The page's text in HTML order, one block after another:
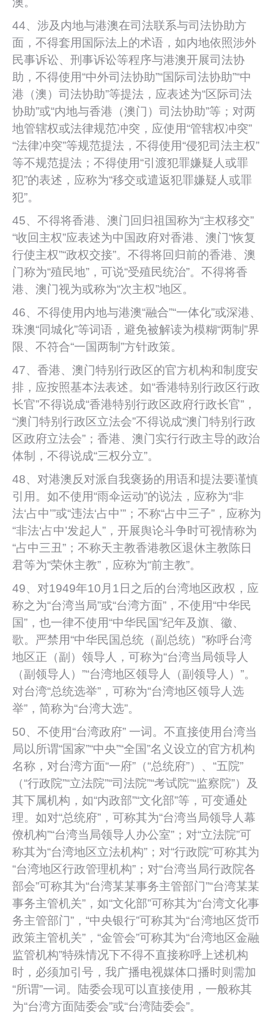
44、涉及内地与港澳在司法联系与司法协助方
面，不得套用国际法上的术语，如内地依照涉外
民事诉讼、刑事诉讼等程序与港澳开展司法协
助，不得使用“中外司法协助”“国际司法协助”“中
港（澳）司法协助”等提法，应表述为“区际司法
协助”或“内地与香港（澳门）司法协助”等；对两
地管辖权或法律规范冲突，应使用“管辖权冲突”
“法律冲突”等规范提法，不得使用“侵犯司法主权”
等不规范提法；不得使用“引渡犯罪嫌疑人或罪
犯”的表述，应称为“移交或遣返犯罪嫌疑人或罪
犯”。
45、不得将香港、澳门回归祖国称为“主权移交”
“收回主权”应表述为中国政府对香港、澳门“恢复
行使主权”“政权交接”。不得将回归前的香港、澳
门称为“殖民地”，可说“受殖民统治”。不得将香
港、澳门视为或称为“次主权”地区。
46、不得使用内地与港澳“融合”“一体化”或深港、
珠澳“同城化”等词语，避免被解读为模糊“两制”界
限、不符合“一国两制”方针政策。
47、香港、澳门特别行政区的官方机构和制度安
排，应按照基本法表述。如“香港特别行政区行政
长官”不得说成“香港特别行政区政府行政长官”，
“澳门特别行政区立法会”不得说成“澳门特别行政
区政府立法会”；香港、澳门实行行政主导的政治
体制，不得说成“三权分立”。
48、对港澳反对派自我褒扬的用语和提法要谨慎
引用。如不使用“雨伞运动”的说法，应称为“非
法‘占中’”或“违法‘占中’”；不称“占中三子”，应称为
“非法‘占中’发起人”，开展舆论斗争时可视情称为
“占中三丑”；不称天主教香港教区退休主教陈日
君等为“荣休主教”，应称为“前主教”。
49、对1949年10月1日之后的台湾地区政权，应
称之为“台湾当局”或“台湾方面”，不使用“中华民
国”，也一律不使用“中华民国”纪年及旗、徽、
歌。严禁用“中华民国总统（副总统）”称呼台湾
地区正（副）领导人，可称为“台湾当局领导人
（副领导人）”“台湾地区领导人（副领导人）”。
对台湾“总统选举”，可称为“台湾地区领导人选
举”，简称为“台湾大选”。
50、不使用“台湾政府” 一词。不直接使用台湾当
局以所谓“国家”“中央”“全国”名义设立的官方机构
名称，对台湾方面“一府”（“总统府”）、“五院”
（“行政院”“立法院”“司法院”“考试院”“监察院”）及
其下属机构，如“内政部”“文化部”等，可变通处
理。如对“总统府”，可称其为“台湾当局领导人幕
僚机构”“台湾当局领导人办公室”；对“立法院”可
称其为“台湾地区立法机构”；对“行政院”可称其为
“台湾地区行政管理机构”；对“台湾当局行政院各
部会”可称其为“台湾某某事务主管部门”“台湾某某
事务主管机关”，如“文化部”可称其为“台湾文化事
务主管部门”，“中央银行”可称其为“台湾地区货币
政策主管机关”，“金管会”可称其为“台湾地区金融
监管机构”特殊情况下不得不直接称呼上述机构
时，必须加引号，我广播电视媒体口播时则需加
“所谓”一词。陆委会现可以直接使用，一般称其
为“台湾方面陆委会”或“台湾陆委会”。